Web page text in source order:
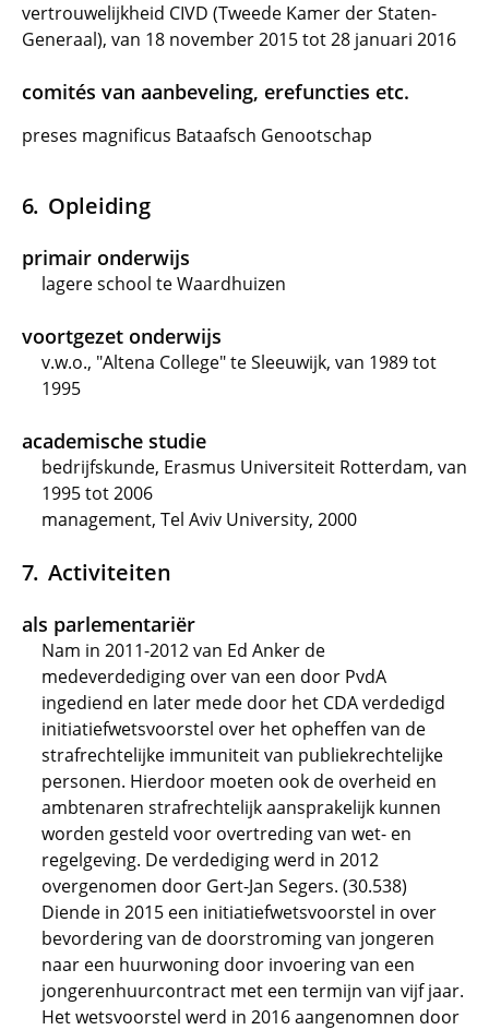
vertrouwelijkheid CIVD (Tweede Kamer der Staten-
Generaal), van 18 november 2015 tot 28 januari 2016
comités van aanbeveling, erefuncties etc.
preses magnificus Bataafsch Genootschap
Opleiding
primair onderwijs
lagere school te Waardhuizen
voortgezet onderwijs
v.w.o., "Altena College" te Sleeuwijk, van 1989 tot
1995
academische studie
bedrijfskunde, Erasmus Universiteit Rotterdam, van
1995 tot 2006
management, Tel Aviv University, 2000
Activiteiten
als parlementariër
Nam in 2011-2012 van Ed Anker de
medeverdediging over van een door PvdA
ingediend en later mede door het CDA verdedigd
initiatiefwetsvoorstel over het opheffen van de
strafrechtelijke immuniteit van publiekrechtelijke
personen. Hierdoor moeten ook de overheid en
ambtenaren strafrechtelijk aansprakelijk kunnen
worden gesteld voor overtreding van wet- en
regelgeving. De verdediging werd in 2012
overgenomen door Gert-Jan Segers. (30.538)
Diende in 2015 een initiatiefwetsvoorstel in over
bevordering van de doorstroming van jongeren
naar een huurwoning door invoering van een
jongerenhuurcontract met een termijn van vijf jaar.
Het wetsvoorstel werd in 2016 aangenomnen door